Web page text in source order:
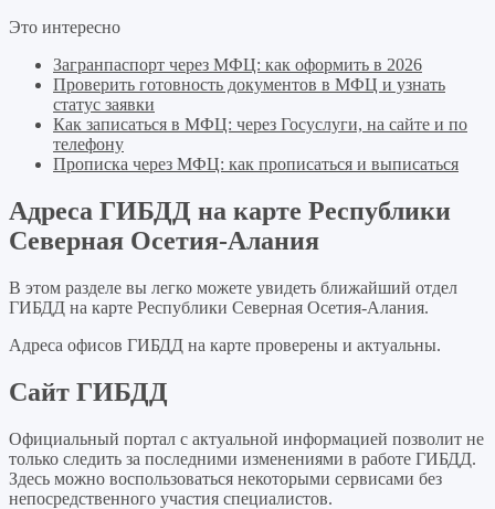
Это интересно
Загранпаспорт через МФЦ: как оформить в 2026
Проверить готовность документов в МФЦ и узнать
статус заявки
Как записаться в МФЦ: через Госуслуги, на сайте и по
телефону
Прописка через МФЦ: как прописаться и выписаться
Адреса ГИБДД на карте Республики
Северная Осетия-Алания
В этом разделе вы легко можете увидеть ближайший отдел
ГИБДД на карте Республики Северная Осетия-Алания.
Адреса офисов ГИБДД на карте проверены и актуальны.
Сайт ГИБДД
Официальный портал с актуальной информацией позволит не
только следить за последними изменениями в работе ГИБДД.
Здесь можно воспользоваться некоторыми сервисами без
непосредственного участия специалистов.